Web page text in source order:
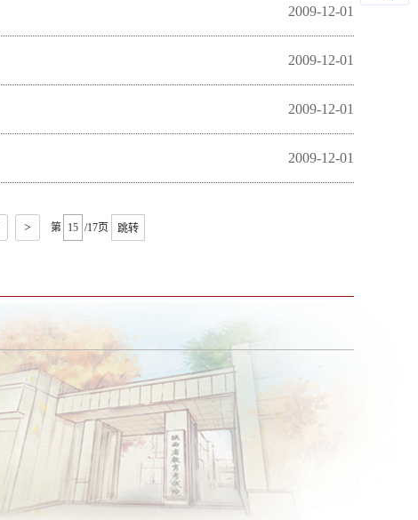
2009-12-01
2009-12-01
2009-12-01
2009-12-01
> 第 /17页 跳转